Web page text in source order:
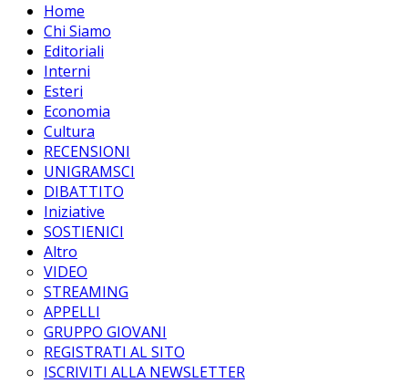
Home
Chi Siamo
Editoriali
Interni
Esteri
Economia
Cultura
RECENSIONI
UNIGRAMSCI
DIBATTITO
Iniziative
SOSTIENICI
Altro
VIDEO
STREAMING
APPELLI
GRUPPO GIOVANI
REGISTRATI AL SITO
ISCRIVITI ALLA NEWSLETTER